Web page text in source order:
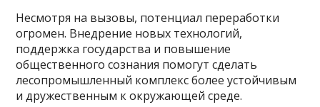
Несмотря на вызовы, потенциал переработки
огромен. Внедрение новых технологий,
поддержка государства и повышение
общественного сознания помогут сделать
лесопромышленный комплекс более устойчивым
и дружественным к окружающей среде.